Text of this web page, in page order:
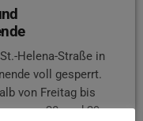
Helena-Straße in
voll gesperrt.
von Freitag bis
am 28. und 29.